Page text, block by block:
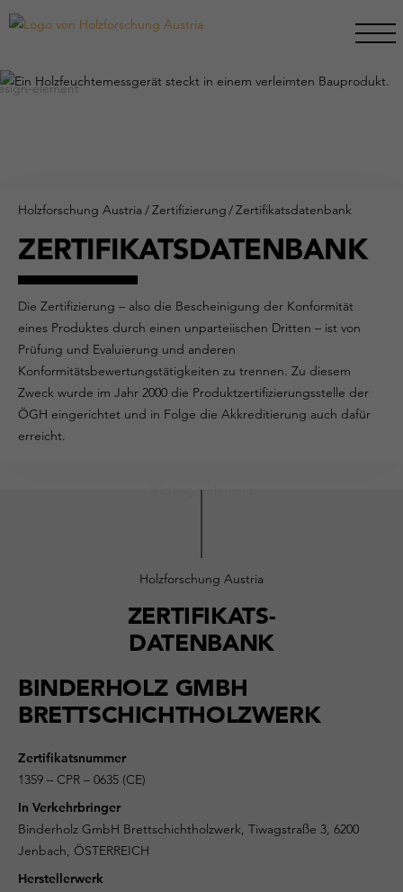
Holzforschung Austria /Zertifizierung/Zertifikatsdatenbank
ZERTIFIKATSDATENBANK
Die Zertifizierung – also die Bescheinigung der Konformität
eines Produktes durch einen unparteiischen Dritten – ist von
Prüfung und Evaluierung und anderen
Konformitätsbewertungstätigkeiten zu trennen. Zu diesem
Zweck wurde im Jahr 2000 die Produktzertifizierungsstelle der
ÖGH eingerichtet und in Folge die Akkreditierung auch dafür
erreicht.
Holzforschung Austria
ZERTIFIKATS-
DATENBANK
BINDERHOLZ GMBH
BRETTSCHICHTHOLZWERK
Zertifikatsnummer
1359 – CPR – 0635 (CE)
In Verkehrbringer
Binderholz GmbH Brettschichtholzwerk, Tiwagstraße 3, 6200
Jenbach, ÖSTERREICH
Herstellerwerk